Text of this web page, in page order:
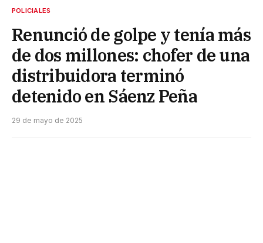
POLICIALES
Renunció de golpe y tenía más
de dos millones: chofer de una
distribuidora terminó
detenido en Sáenz Peña
29 de mayo de 2025